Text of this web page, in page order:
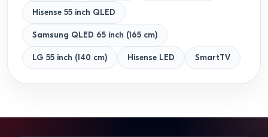
Hisense 55 inch QLED
Samsung QLED 65 inch (165 cm)
LG 55 inch (140 cm) Hisense LED SmartTV